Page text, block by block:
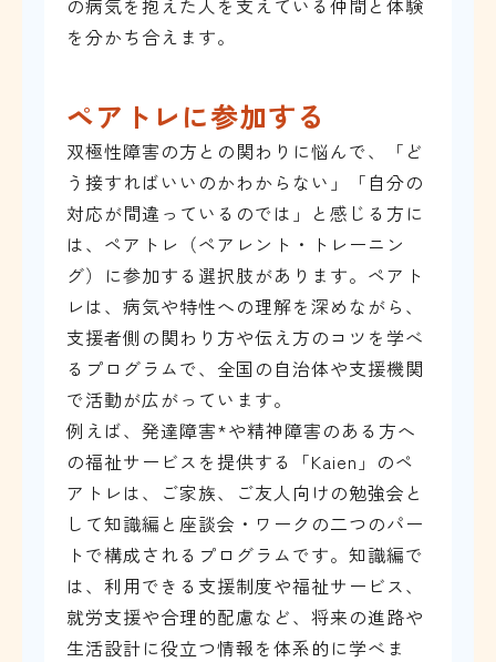
の病気を抱えた人を支えている仲間と体験
を分かち合えます。
ペアトレに参加する
双極性障害の方との関わりに悩んで、「ど
う接すればいいのかわからない」「自分の
対応が間違っているのでは」と感じる方に
は、ペアトレ（ペアレント・トレーニン
グ）に参加する選択肢があります。ペアト
レは、病気や特性への理解を深めながら、
支援者側の関わり方や伝え方のコツを学べ
るプログラムで、全国の自治体や支援機関
で活動が広がっています。
例えば、発達障害*や精神障害のある方へ
の福祉サービスを提供する「Kaien」のペ
アトレは、ご家族、ご友人向けの勉強会と
して知識編と座談会・ワークの二つのパー
トで構成されるプログラムです。知識編で
は、利用できる支援制度や福祉サービス、
就労支援や合理的配慮など、将来の進路や
生活設計に役立つ情報を体系的に学べま